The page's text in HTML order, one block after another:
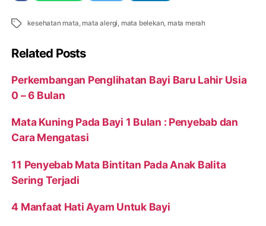
Tags kesehatan mata,mata alergi, mata belekan,mata merah
Related Posts
Perkembangan Penglihatan Bayi Baru Lahir Usia
0 – 6 Bulan
Mata Kuning Pada Bayi 1 Bulan : Penyebab dan
Cara Mengatasi
11 Penyebab Mata Bintitan Pada Anak Balita
Sering Terjadi
4 Manfaat Hati Ayam Untuk Bayi